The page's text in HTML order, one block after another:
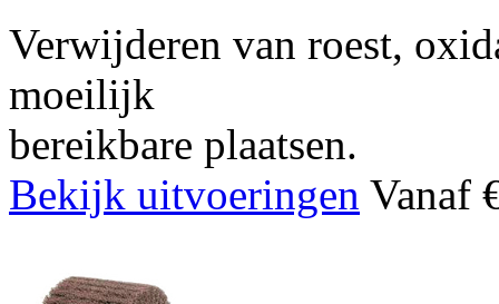
Verwijderen van roest,
moeilijk
bereikbare plaatsen.
Bekijk uitvoeringen Vanaf